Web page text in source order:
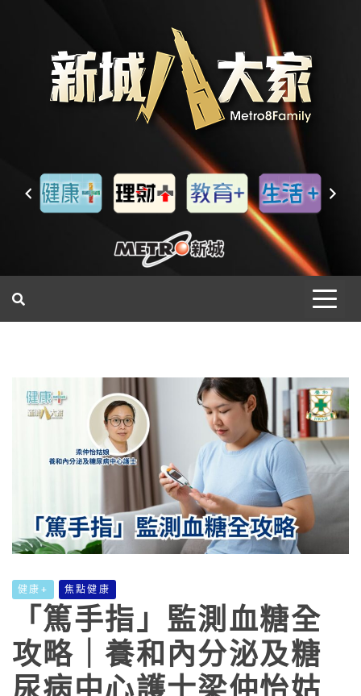
健康+ 焦點健康
「篤手指」監測血糖全
攻略｜養和內分泌及糖